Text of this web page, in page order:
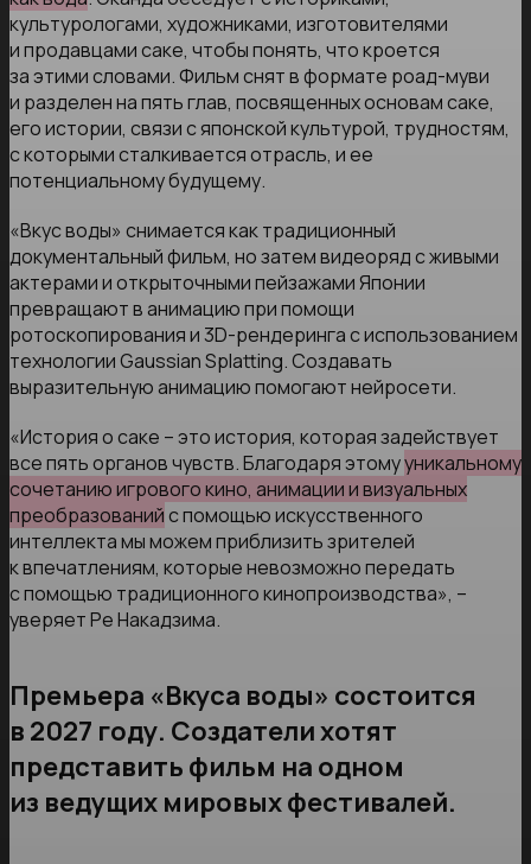
культурологами, художниками, изготовителями
и продавцами саке, чтобы понять, что кроется
за этими словами. Фильм снят в формате роад-муви
и разделен на пять глав, посвященных основам саке,
его истории, связи с японской культурой, трудностям,
с которыми сталкивается отрасль, и ее
потенциальному будущему.
«Вкус воды» снимается как традиционный
документальный фильм, но затем видеоряд с живыми
актерами и открыточными пейзажами Японии
превращают в анимацию при помощи
ротоскопирования и 3D-рендеринга с использованием
технологии Gaussian Splatting. Создавать
выразительную анимацию помогают нейросети.
«История о саке – это история, которая задействует
все пять органов чувств. Благодаря этомууникальному
сочетанию игрового кино, анимации и визуальных
преобразованийс помощью искусственного
интеллекта мы можем приблизить зрителей
к впечатлениям, которые невозможно передать
с помощью традиционного кинопроизводства», –
уверяет Ре Накадзима.
Премьера «Вкуса воды» состоится
в 2027 году. Создатели хотят
представить фильм на одном
из ведущих мировых фестивалей.